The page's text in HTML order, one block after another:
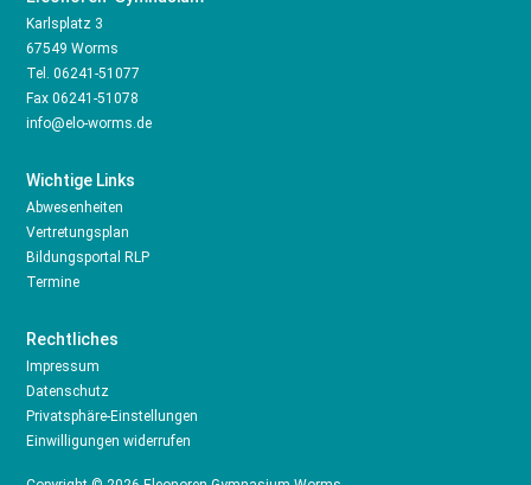
Karlsplatz 3
67549 Worms
Tel.06241-51077
Fax 06241-51078
info@elo-worms.de
Wichtige Links
Abwesenheiten
Vertretungsplan
Bildungsportal RLP
Termine
Rechtliches
Impressum
Datenschutz
Privatsphäre-Einstellungen
Einwilligungen widerrufen